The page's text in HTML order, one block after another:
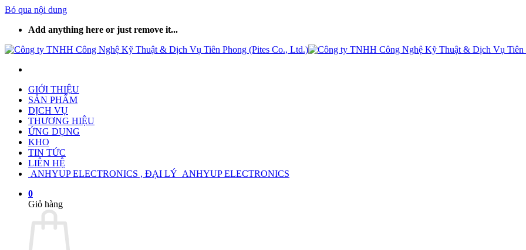
Bỏ qua nội dung
Add anything here or just remove it...
GIỚI THIỆU
SẢN PHẨM
DỊCH VỤ
THƯƠNG HIỆU
ỨNG DỤNG
KHO
TIN TỨC
LIÊN HỆ
ANHYUP ELECTRONICS , ĐẠI LÝ ANHYUP ELECTRONICS
0
Giỏ hàng